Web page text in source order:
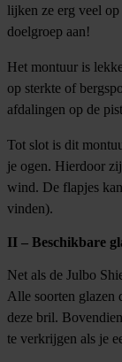
lijken ze erg veel
doelgroep aan!
Het montuur is
op sterkte of
afdalingen op de
Tot slot is dit
je ogen. Hierdoor
wind. De flapjes
vinden).
II – Beschikbare
Net als de Julbo
Alle soorten glazen
deze bril.
te verkrijgen als je